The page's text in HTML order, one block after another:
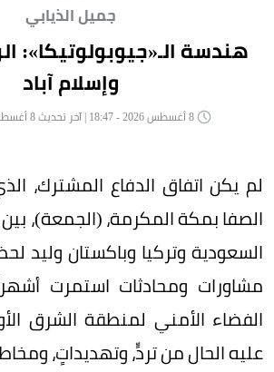
جميل الذيابي
هندسة الـ«جيوبولوتيكا»:
وإسلام آباد
لم يكن اتفاق الدفاع المشترك،
الصفا بمكة المكرمة، (الجمعة)،
السعودية وتركيا وباكستان وليد
مشاورات ومحادثات استمرت
الفضاء الأمني لمنطقة الشرق
عليه الحال من تردٍّ، وتهديداتٍ،